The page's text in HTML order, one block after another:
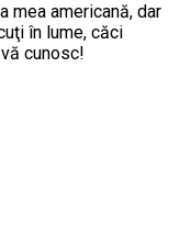
mea americană, dar
în lume, căci
cunosc!